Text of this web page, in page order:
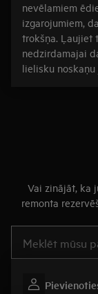
nevēlamiem
izgarojumiem,
trokšņa. Ļaujiet
nedzirdamajai
lielisku
Vai zinājāt, ka
remonta